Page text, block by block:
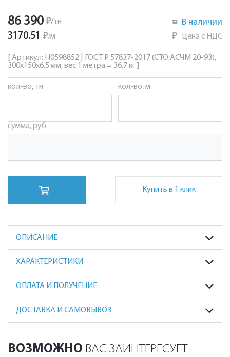
86 390 ₽/тн
3170.51 ₽/м
В наличии
₽ Цена с НДС
[ Артикул: Н0598852 | ГОСТ Р 57837-2017 (СТО АСЧМ 20-93),
300х150х6.5 мм, вес 1 метра = 36,7 кг ]
кол-во, тн кол-во, м
сумма, руб.
Купить в 1 клик
ОПИСАНИЕ
ХАРАКТЕРИСТИКИ
ОПЛАТА И ПОЛУЧЕНИЕ
ДОСТАВКА И САМОВЫВОЗ
ВОЗМОЖНО ВАС ЗАИНТЕРЕСУЕТ